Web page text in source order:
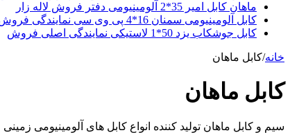
ماهان کابل امیر 35*2 آلومینیومی دفتر فروش لاله زار
کابل آلومینیومی سمنان 16*4 پی وی سی نمایندگی فروش
کابل جوشکاب یزد 50*1 لاستیکی نمایندگی اصلی فروش
خانه/کابل ماهان
کابل ماهان
سیم و کابل ماهان تولید کننده انواع کابل های آلومینیومی زمینی